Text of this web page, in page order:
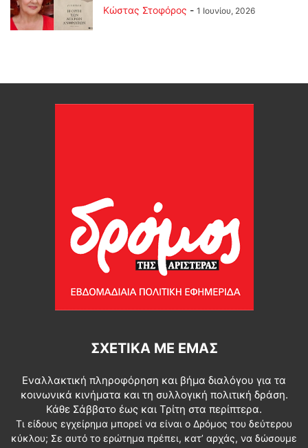
Κώστας Στοφόρος - 1 Ιουνίου, 2026
ΣΧΕΤΙΚΆ ΜΕ ΕΜΆΣ
Εναλλακτική πληροφόρηση και βήμα διαλόγου για τα
κοινωνικά κινήματα και τη συλλογική πολιτική δράση.
Κάθε Σάββατο έως και Τρίτη στα περίπτερα.
Τι είδους εγχείρημα μπορεί να είναι ο Δρόμος του δεύτερου
κύκλου; Σε αυτό το ερώτημα πρέπει, κατ’ αρχάς, να δώσουμε